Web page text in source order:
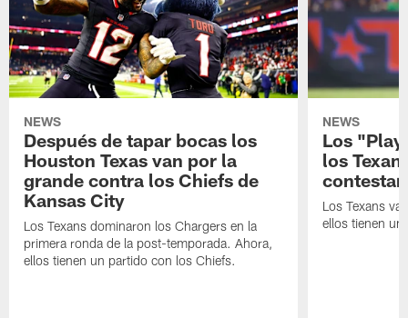
NEWS
Después de tapar bocas los
Houston Texas van por la
grande contra los Chiefs de
Kansas City
Los Texans dominaron los Chargers en la
primera ronda de la post-temporada. Ahora,
ellos tienen un partido con los Chiefs.
NEWS
Los
los
contestar
Los Texans
ellos tienen un